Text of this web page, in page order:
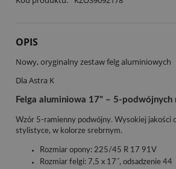
OPIS
Nowy, oryginalny zestaw felg aluminiowych
Dla Astra K
Felga aluminiowa 17" – 5-podwójnych
Wzór 5-ramienny podwójny. Wysokiej jakości
stylistyce, w kolorze srebrnym.
Rozmiar opony: 225/45 R 17 91V
Rozmiar felgi: 7,5 x 17˝, odsadzenie 44